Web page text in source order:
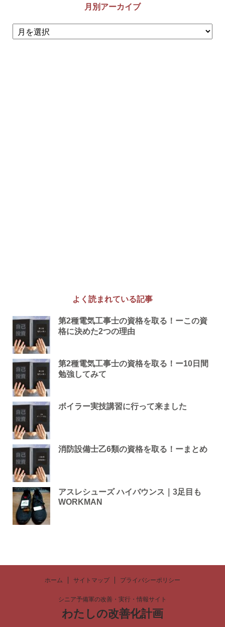
月別アーカイブ
よく読まれている記事
第2種電気工事士の資格を取る！ーこの資
格に決めた2つの理由
第2種電気工事士の資格を取る！ー10日間
勉強してみて
ボイラー実技講習に行って来ました
消防設備士乙6類の資格を取る！ーまとめ
アスレシューズ ハイバウンス｜3足目も
WORKMAN
ホーム サイトマップ プライバシーポリシー
シニア予備軍の改善・実行・情報サイト
わたしの改善化計画